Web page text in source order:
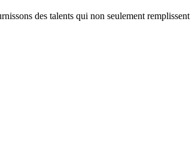
des talents qui non seulement remplissent